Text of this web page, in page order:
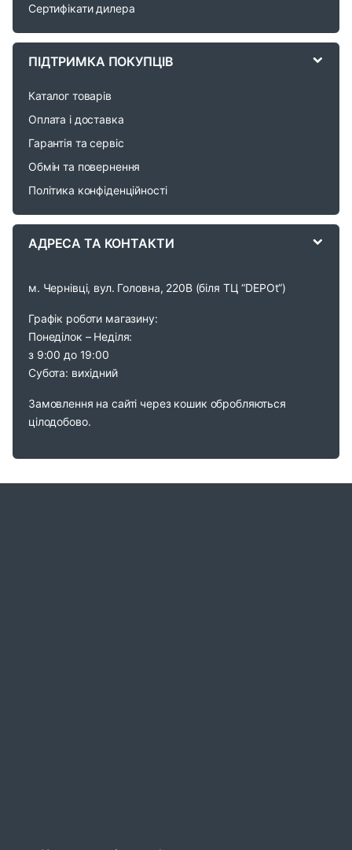
C
Сертифікати дилера
ПІДТРИМКА ПОКУПЦІВ
Каталог товарів
Оплата і доставка
Гарантія та сервіс
Обмін та повернення
Політика конфіденційності
АДРЕСА ТА КОНТАКТИ
м. Чернівці, вул. Головна, 220В (біля ТЦ “DEPOt”)
Графік роботи магазину:
Понеділок – Неділя:
з 9:00 до 19:00
Субота: вихідний
Замовлення на сайті через кошик обробляються
цілодобово.